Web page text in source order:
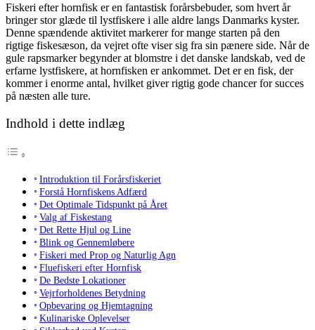
Fiskeri efter hornfisk er en fantastisk forårsbebuder, som hvert år
bringer stor glæde til lystfiskere i alle aldre langs Danmarks kyster.
Denne spændende aktivitet markerer for mange starten på den
rigtige fiskesæson, da vejret ofte viser sig fra sin pænere side. Når de
gule rapsmarker begynder at blomstre i det danske landskab, ved de
erfarne lystfiskere, at hornfisken er ankommet. Det er en fisk, der
kommer i enorme antal, hvilket giver rigtig gode chancer for succes
på næsten alle ture.
Indhold i dette indlæg
Introduktion til Forårsfiskeriet
Forstå Hornfiskens Adfærd
Det Optimale Tidspunkt på Året
Valg af Fiskestang
Det Rette Hjul og Line
Blink og Gennemløbere
Fiskeri med Prop og Naturlig Agn
Fluefiskeri efter Hornfisk
De Bedste Lokationer
Vejrforholdenes Betydning
Opbevaring og Hjemtagning
Kulinariske Oplevelser